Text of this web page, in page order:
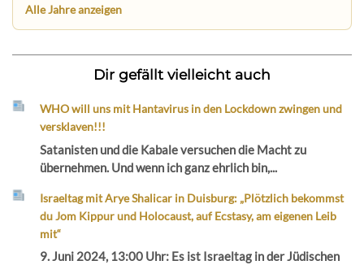
Alle Jahre anzeigen
Dir gefällt vielleicht auch
WHO will uns mit Hantavirus in den Lockdown zwingen und
versklaven!!!
Satanisten und die Kabale versuchen die Macht zu
übernehmen. Und wenn ich ganz ehrlich bin,...
Israeltag mit Arye Shalicar in Duisburg: „Plötzlich bekommst
du Jom Kippur und Holocaust, auf Ecstasy, am eigenen Leib
mit“
9. Juni 2024, 13:00 Uhr: Es ist Israeltag in der Jüdischen